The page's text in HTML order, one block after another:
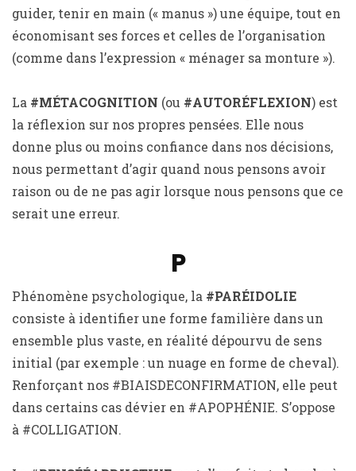
guider, tenir en main (« manus ») une équipe, tout en
économisant ses forces et celles de l’organisation
(comme dans l’expression « ménager sa monture »).
La #MÉTACOGNITION (ou #AUTORÉFLEXION) est
la réflexion sur nos propres pensées. Elle nous
donne plus ou moins confiance dans nos décisions,
nous permettant d’agir quand nous pensons avoir
raison ou de ne pas agir lorsque nous pensons que ce
serait une erreur.
P
Phénomène psychologique, la #PARÉIDOLIE
consiste à identifier une forme familière dans un
ensemble plus vaste, en réalité dépourvu de sens
initial (par exemple : un nuage en forme de cheval).
Renforçant nos #BIAISDECONFIRMATION, elle peut
dans certains cas dévier en #APOPHÉNIE. S’oppose
à #COLLIGATION.